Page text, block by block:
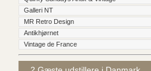
Galleri NT
MR Retro Design
Antikhjørnet
Vintage de France